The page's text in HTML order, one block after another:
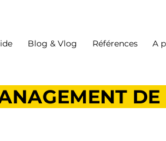
Blog & Vlog Références A